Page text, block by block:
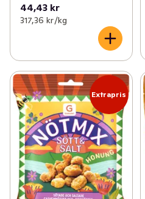
44,43 kr
317,36 kr /kg
Extrapris